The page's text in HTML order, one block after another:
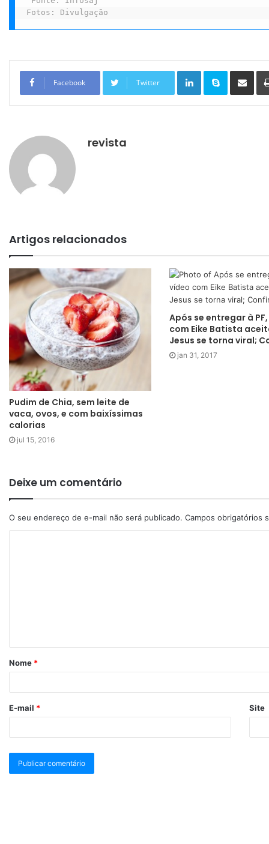
Fotos: Divulgação
Facebook Twitter
Linkedin Skype
revista
Artigos relacionados
Pudim de Chia, sem leite de
vaca, ovos, e com baixíssimas
calorias
jul 15, 2016
Após se entregar à
com Eike Batista
Jesus se torna viral;
jan 31, 2017
Deixe um comentário
O seu endereço de e-mail não será publicado. Campos obrigatórios
Nome *
E-mail * Site